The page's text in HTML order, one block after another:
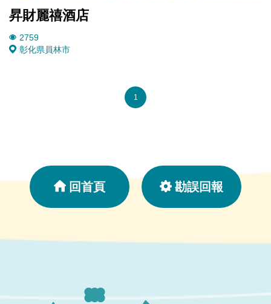
昇財麗禧酒店
2759
彰化県 員林市
1
回首頁 勘誤回報